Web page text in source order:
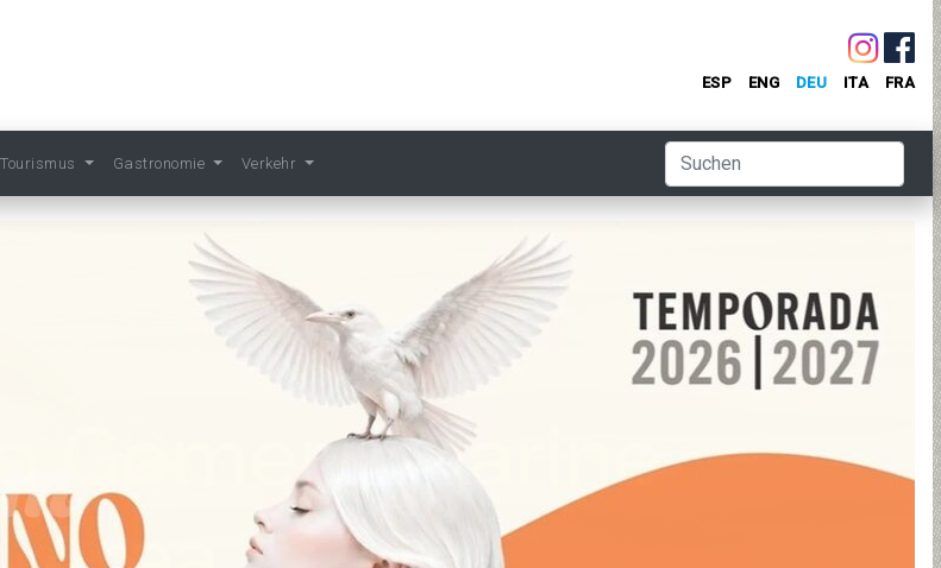
Tourismus Gastronomie Verkehr
ESP ENG DEU ITA FRA